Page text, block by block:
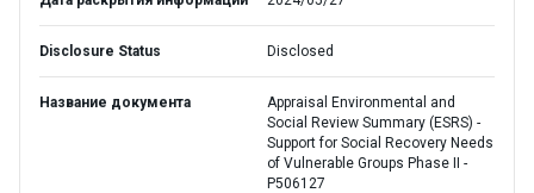
Disclosure Status Disclosed
Название документа
Appraisal Environmental and
Social Review Summary (ESRS) -
Support for Social Recovery Needs
of Vulnerable Groups Phase II -
P506127